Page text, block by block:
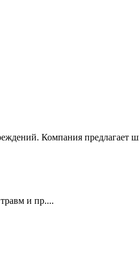
Компания предлагает
и пр....